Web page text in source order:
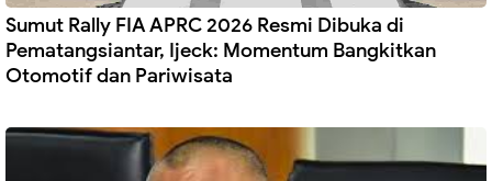
Sumut Rally FIA APRC 2026 Resmi Dibuka di
Pematangsiantar, Ijeck: Momentum Bangkitkan
Otomotif dan Pariwisata